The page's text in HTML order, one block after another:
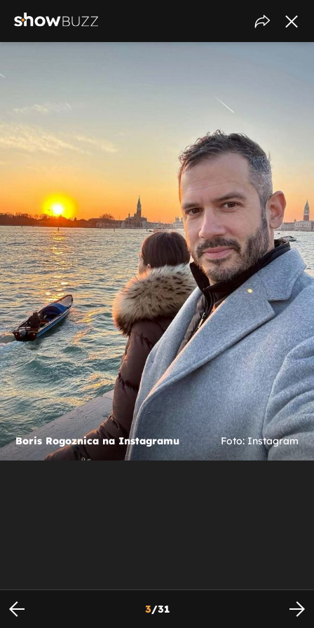
Boris Rogoznica na Instagramu Foto: Instagram
3/31